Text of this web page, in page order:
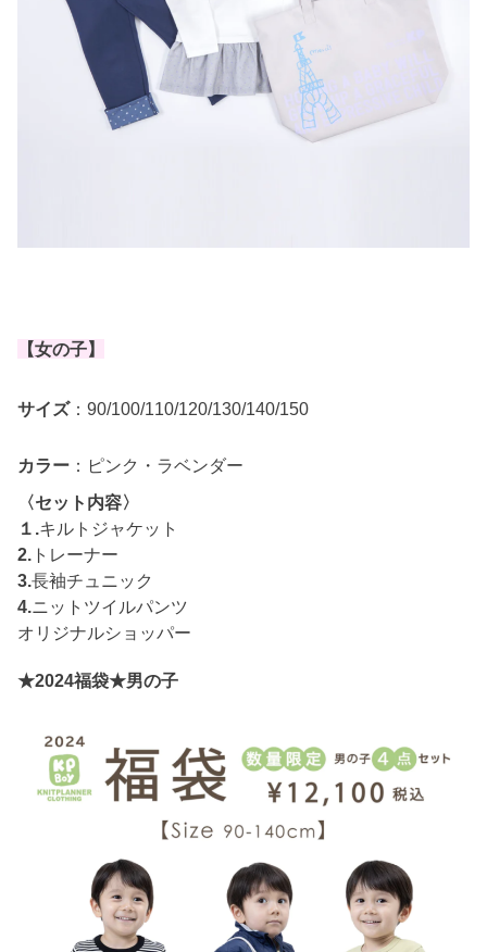
【女の子】
サイズ：90/100/110/120/130/140/150
カラー ：ピンク・ラベンダー
〈セット内容〉
１.キルトジャケット
2. トレーナー
3.長袖チュニック
4.ニットツイルパンツ
オリジナルショッパー
★2024福袋★男の子